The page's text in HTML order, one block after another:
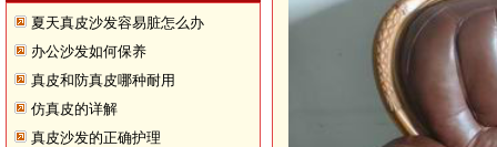
夏天真皮沙发容易脏怎么办
办公沙发如何保养
真皮和防真皮哪种耐用
仿真皮的详解
真皮沙发的正确护理